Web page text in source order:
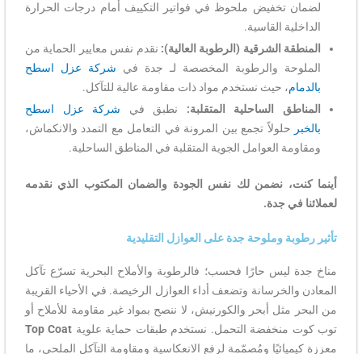
لضمان تخفيض ملحوظ في فواتير التكييف أمام درجات الحرارة
الداخلية القاسية.
المنطقة الشرقية (الرطوبة العالية): نقدم نفس معايير الحماية من
الملوحة والرطوبة المخصصة لـ جدة في شركة عزل اسطح
بالدمام، حيث نستخدم مواد ذات مقاومة عالية للتآكل.
المناطق الساحلية المتقلبة: نطبق في شركة عزل اسطح
بالخبر حلولاً تجمع بين المرونة في التعامل مع التمدد والانكماش،
ومقاومة العوامل الجوية المتقلبة في المناطق الساحلية.
أينما كنت، نضمن لك نفس الجودة والضمان المكتوب الذي نقدمه
لعملائنا في جدة.
تأثير رطوبة وملوحة جدة على العوازل التقليدية
مناخ جدة ليس حارًا فحسب؛ فالرطوبة والأملاح البحرية تسرّع تآكل
المعادن والخرسانة وتضعف أداء العوازل الرخيصة. في الأحياء القريبة
من البحر مثل أبحر والكورنيش، لا ننصح بمواد غير مقاومة للأملاح أو
توب كوت منخفضة التحمل. نستخدم طبقات حماية علوية Top Coat
معززة كيميائيًا ومُصمّمة لرفع الانعكاسية ومقاومة التآكل الملحي، ما